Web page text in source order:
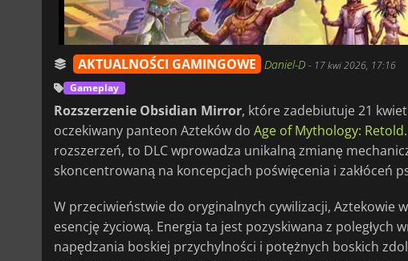
AKTUALNOŚCI GAMINGOWE Daniel-D - 17 kwi 2026, 17:16
Gameplay
Rozszerzenie Obsidian Mirror, które zadebiutuje 21
oczekiwany panteon Azteków do Age of Mythology: Retold
rozszerzeń, to DLC wprowadza unikalną zmianę
skoncentrowaną na koncepcjach poświęcenia i zakłóceń
W przeciwieństwie do oryginalnych cywilizacji, Aztekowie
esencję życiową. Energia ta jest pozyskiwana z
napędzania boskiej przychylności i potężnych boskich